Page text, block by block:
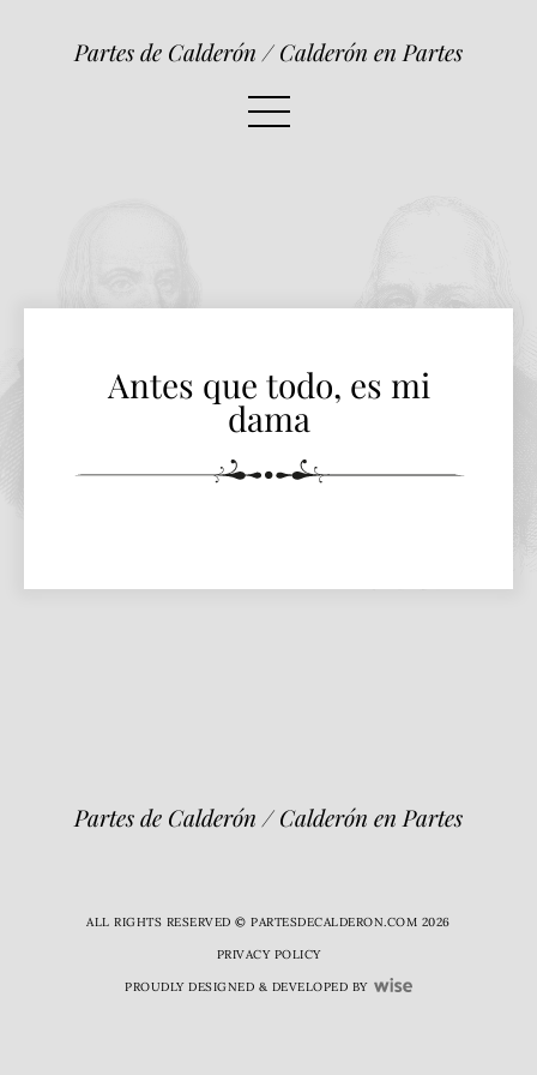
Partes de Calderón / Calderón en Partes
Antes que todo, es mi
dama
Partes de Calderón / Calderón en Partes
ALL RIGHTS RESERVED © PARTESDECALDERON.COM 2026
PRIVACY POLICY
PROUDLY DESIGNED & DEVELOPED BY